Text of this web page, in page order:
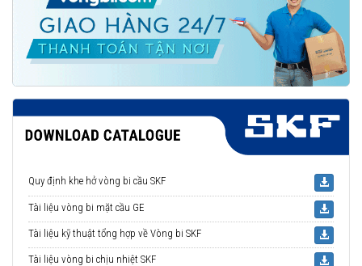
Quy định khe hở vòng bi cầu SKF
Tài liệu vòng bi mặt cầu GE
Tài liệu kỹ thuật tổng hợp về Vòng bi SKF
Tài liệu vòng bi chịu nhiệt SKF